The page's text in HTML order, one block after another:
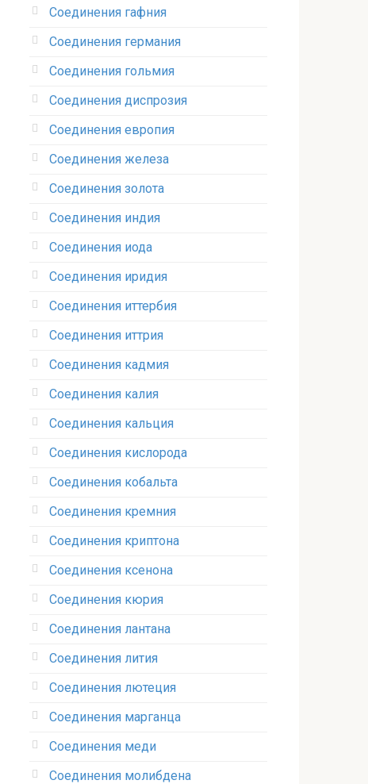
Соединения гафния‎
Соединения германия‎
Соединения гольмия‎
Соединения диспрозия‎ ‎
Соединения европия‎
Соединения железа‎
Соединения золота‎
Соединения индия
Соединения иода‎
Соединения иридия
Соединения иттербия‎
Соединения иттрия‎
Соединения кадмия
Соединения калия‎
Соединения кальция
Соединения кислорода‎
Соединения кобальта
Соединения кремния‎
Соединения криптона‎
Соединения ксенона‎
Соединения кюрия
Соединения лантана‎
Соединения лития‎
Соединения лютеция‎
Соединения марганца‎
Соединения меди
Соединения молибдена‎